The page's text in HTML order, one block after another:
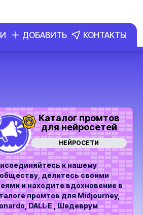
ДОБАВИТЬ КОНТАКТЫ
Каталог промтов
для нейросетей
НЕЙРОСЕТИ
к нашему
делитесь своими
и находите вдохновение в
промтов для Midjourney,
DALL·E , Шедеврум